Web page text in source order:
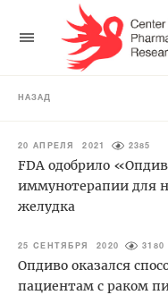
НАЗАД
20 АПРЕЛЯ 2021 2385
FDA одобрило
иммунотерапии для
желудка
25 СЕНТЯБРЯ 2020 3180
Опдиво оказался
пациентам с раком